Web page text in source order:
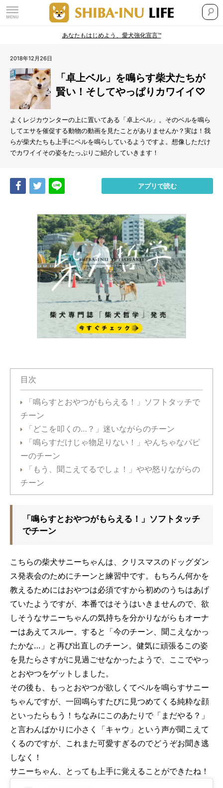
あなたもはじめよう、愛犬強化宣言™
2018年12月26日
「卓上ベル」を鳴らす柴犬たちが
賢い！そしてやっぱりカワイイ♡
よくレジカウンターの上に置いてある「卓上ベル」。そのベルを鳴ら
してエサを催促する動物の動画を見たことがありませんか？実は！我
らが柴犬たちも上手にベルを鳴らしているようですよ。想像しただけ
でカワイイその姿をたっぷりご紹介していきます！
Share Tweet アプリで読む
目次
「鳴らすとおやつがもらえる！」ソフトタッチで
チーン
「どこを叩くの…？」迷いながらのチーン
「鳴らすだけじゃ物足りない！」やんちゃなパピ
ーのチーン
「もう、聞こえてるでしょ！」やや怒りながらの
チーン
「鳴らすとおやつがもらえる！」ソフトタッチ
でチーン
こちらの柴犬サニーちゃんは、クリスマスのドッグダン
ス発表会のためにチーンと練習中です。もちろん何かを
教えるためにはおやつは必須ですから初めのうちはあげ
ていたようですが、本番ではそうはいきませんので、欲
しそうなサニーちゃんの気持ちを分かりながらもオーナ
ーはあえてスルー。すると「今のチーン、聞こえなかっ
たかな…」と再び出直しのチーン。健気に頑張るこの姿
を見たらさすがに見過ごせなかったようで、ここでやっ
とおやつをゲットしました。
その後も、もっとおやつが欲しくてベルを鳴らすサニー
ちゃんですが、一回鳴らすたびに見つめてくる純粋な顔
といったらもう！ちなみにこのあたりで「まだやる？」
と言わんばかりに小さく「キャウ」という声が聞こえて
くるのですが、これまた可愛すぎるのでどうぞお聞き逃
しなく！
サニーちゃん、とっても上手に覚えることができたね！